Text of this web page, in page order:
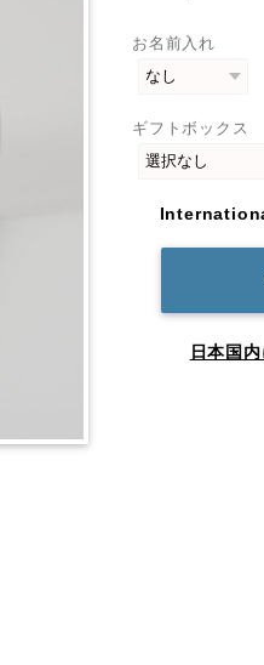
お名前入れ
ギフトボックス
日本国